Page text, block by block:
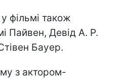
фільмі також
Пайвен, Девід А. Р.
Бауер.
з актором-